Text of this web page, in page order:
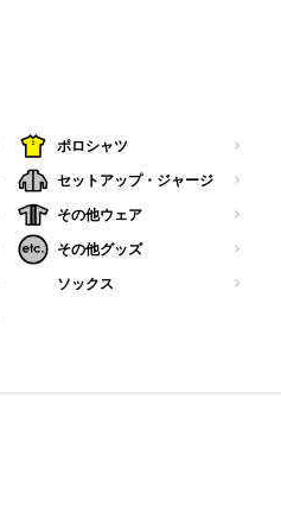
ポロシャツ
セットアップ・ジャージ
その他ウェア
その他グッズ
ソックス